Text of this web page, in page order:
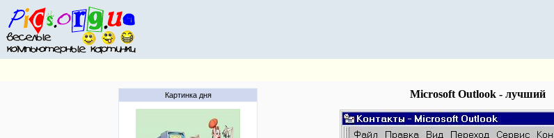
Картинка дня Microsoft Outlook - лучший